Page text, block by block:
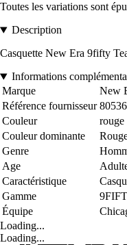
Toutes les variations sont
Description
Casquette New Era 9fifty
Informations
Marque
New
Référence fournisseur
Couleur
rouge
Couleur dominante
Genre
Age
Caractéristique
Gamme
Équipe
Loading...
Loading...